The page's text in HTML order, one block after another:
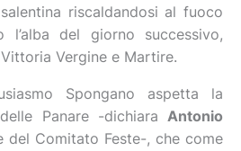
riscaldandosi al fuoco
l’alba del giorno successivo,
Vergine e Martire.
Spongano aspetta la
Panare -dichiara Antonio
del Comitato Feste-, che come